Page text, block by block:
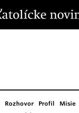
Rozhovor Profil Misie